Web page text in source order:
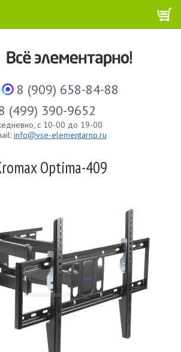
8 (909) 658-84-88
(499) 390-9652
с 10-00 до 19-00
info@vse-elementarno.ru
Optima-409